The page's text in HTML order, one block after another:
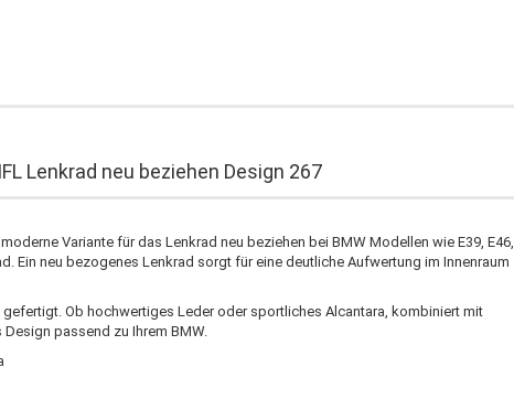
Lenkrad neu beziehen Design 267
Variante für das Lenkrad neu beziehen bei BMW Modellen wie E39, E46,
Ein neu bezogenes Lenkrad sorgt für eine deutliche Aufwertung im Innenraum
Ob hochwertiges Leder oder sportliches Alcantara, kombiniert mit
passend zu Ihrem BMW.